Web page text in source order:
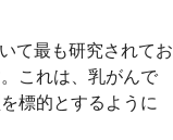
て最も研究されてお
これは、乳がんで
標的とするように